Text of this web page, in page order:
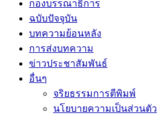
กองบรรณาธิการ
ฉบับปัจจุบัน
บทความย้อนหลัง
การส่งบทความ
ข่าวประชาสัมพันธ์
อื่นๆ
จริยธรรมการตีพิมพ์
นโยบายความเป็นส่วนตัว